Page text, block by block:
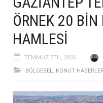
ÖRNEK 20
HAMLESİ
TEMMUZ 7TH, 2026
BÖLGESEL, KONUT